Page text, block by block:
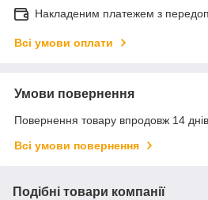
Накладеним платежем з
Всі умови оплати
Умови повернення
Повернення товару впродовж 14
Всі умови повернення
Подібні товари компанії